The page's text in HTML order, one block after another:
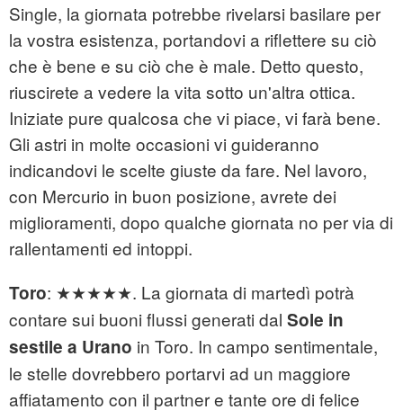
Single, la giornata potrebbe rivelarsi basilare per
la vostra esistenza, portandovi a riflettere su ciò
che è bene e su ciò che è male. Detto questo,
riuscirete a vedere la vita sotto un'altra ottica.
Iniziate pure qualcosa che vi piace, vi farà bene.
Gli astri in molte occasioni vi guideranno
indicandovi le scelte giuste da fare. Nel lavoro,
con Mercurio in buon posizione, avrete dei
miglioramenti, dopo qualche giornata no per via di
rallentamenti ed intoppi.
Toro: ★★★★★. La giornata di martedì potrà
contare sui buoni flussi generati dal Sole in
sestile a Urano in Toro. In campo sentimentale,
le stelle dovrebbero portarvi ad un maggiore
affiatamento con il partner e tante ore di felice